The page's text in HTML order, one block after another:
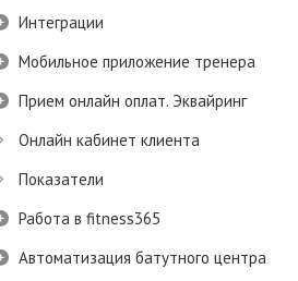
Интеграции
Мобильное приложение тренера
Прием онлайн оплат. Эквайринг
Онлайн кабинет клиента
Показатели
Работа в fitness365
Автоматизация батутного центра